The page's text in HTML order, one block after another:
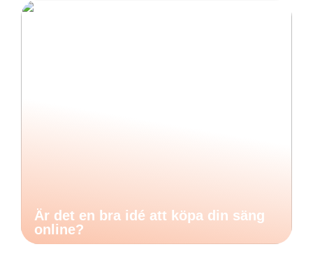
Är det en bra idé att köpa din säng
online?